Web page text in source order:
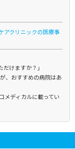
アクリニックの医療事
けますか？」
、おすすめの病院はあ
メディカルに載ってい